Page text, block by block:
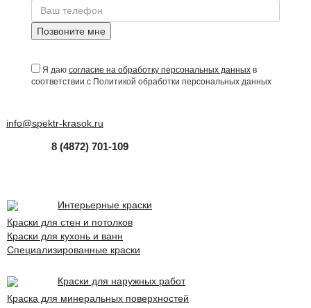
Позвоните мне
Я даю согласие на обработку персональных данныхв
соответствии с Политикой обработки персональных данных
info@spektr-krasok.ru
8 (4872) 701-109
Интерьерные краски
Краски для стен и потолков
Краски для кухонь и ванн
Специализированные краски
Краски для наружных работ
Краска для минеральных поверхностей